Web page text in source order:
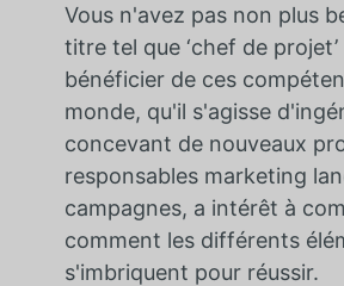
Vous n'avez pas non plus
titre tel que ‘chef de
bénéficier de ces
monde, qu'il s'agisse
concevant de nouveaux
responsables marketing
campagnes, a intérêt à
comment les différents
s'imbriquent pour réussir.